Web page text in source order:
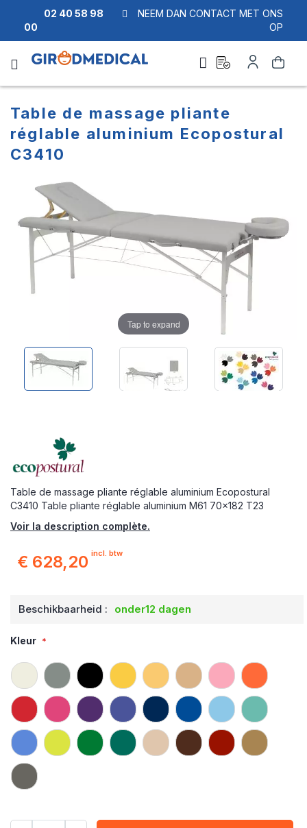
02 40 58 98
00
NEEM DAN CONTACT MET ONS
OP
Zoek
quote
Table de massage pliante
réglable aluminium Ecopostural
C3410
Table de massage pliante réglable aluminium Ecopostural
C3410 Table pliante réglable aluminium M61 70x182 T23
Voir la description complète.
€ 628,20 incl. btw
Beschikbaarheid : onder12 dagen
Kleur
einde
afbeeldingen-
begin
afbeeldingen-
Tap to expand